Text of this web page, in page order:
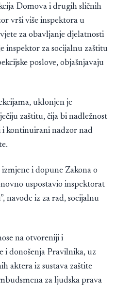
Domova i drugih sličnih
vrši više inspektora u
za obavljanje djelatnosti
inspektor za socijalnu zaštitu
poslove, objašnjavaju
uklonjen je
zaštitu, čija bi nadležnost
i kontinuirani nadzor nad
i dopune Zakona o
uspostavio inspektorat
navode iz za rad, socijalnu
na otvoreniji i
i donošenja Pravilnika, uz
aktera iz sustava zaštite
za ljudska prava